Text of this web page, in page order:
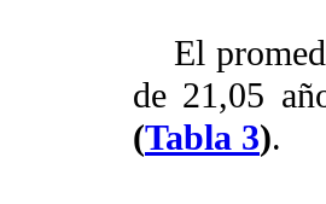
El
de 21,05
(Tabla 3).